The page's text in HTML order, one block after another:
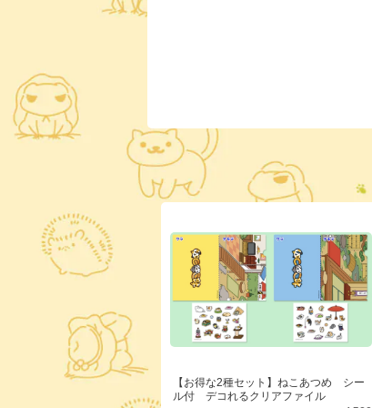
【お得な2種セット】ねこあつめ シー
ル付 デコれるクリアファイル